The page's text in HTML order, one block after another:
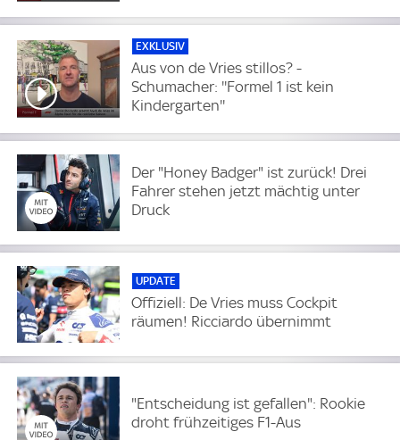
EXKLUSIV
Aus von de Vries stillos? -
Schumacher: ''Formel 1 ist kein
Kindergarten''
Der "Honey Badger" ist zurück! Drei
Fahrer stehen jetzt mächtig unter
Druck
UPDATE
Offiziell: De Vries muss Cockpit
räumen! Ricciardo übernimmt
"Entscheidung ist gefallen": Rookie
droht frühzeitiges F1-Aus